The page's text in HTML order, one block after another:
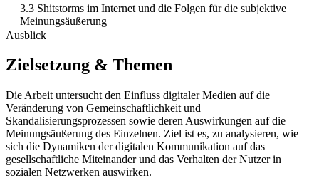
3.3 Shitstorms im Internet und die Folgen für die subjektive
Meinungsäußerung
Ausblick
Zielsetzung & Themen
Die Arbeit untersucht den Einfluss digitaler Medien auf die
Veränderung von Gemeinschaftlichkeit und
Skandalisierungsprozessen sowie deren Auswirkungen auf die
Meinungsäußerung des Einzelnen. Ziel ist es, zu analysieren, wie
sich die Dynamiken der digitalen Kommunikation auf das
gesellschaftliche Miteinander und das Verhalten der Nutzer in
sozialen Netzwerken auswirken.